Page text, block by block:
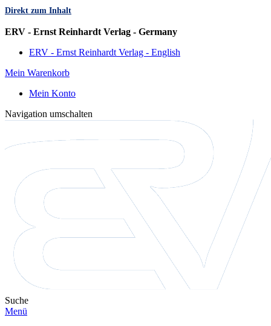
Direkt zum Inhalt
ERV - Ernst Reinhardt Verlag - Germany
ERV - Ernst Reinhardt Verlag - English
Mein Warenkorb
Mein Konto
Navigation umschalten
Suche
Menü